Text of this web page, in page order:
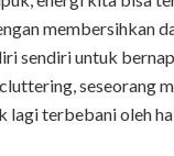
membersihkan
sendiri untuk
seseorang
terbebani oleh